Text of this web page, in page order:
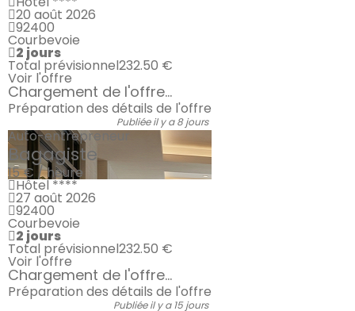
20 août 2026
92400
Courbevoie
2 jours
Total prévisionnel232.50 €
Voir l'offre
Chargement de l'offre...
Préparation des détails de l'offre
Publiée il y a 8 jours
Auto-entrepreneur
Bagagiste
15 € / heure
Hôtel ****
27 août 2026
92400
Courbevoie
2 jours
Total prévisionnel232.50 €
Voir l'offre
Chargement de l'offre...
Préparation des détails de l'offre
Publiée il y a 15 jours